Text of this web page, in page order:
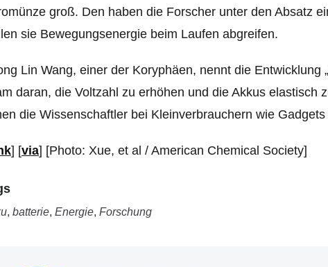
groß. Den haben die Forscher unter den Absatz
sie Bewegungsenergie beim Laufen abgreifen.
Lin Wang, einer der Koryphäen, nennt die Entwicklung
daran, die Voltzahl zu erhöhen und die Akkus elastisch
die Wissenschaftler bei Kleinverbrauchern wie
] [via] [Photo: Xue, et al / American Chemical Society]
, batterie, Energie, Forschung